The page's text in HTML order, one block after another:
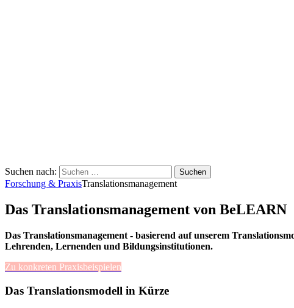
Suchen nach:
Forschung & PraxisTranslationsmanagement
Das Translationsmanagement von BeLEARN
Das Translationsmanagement - basierend auf unserem
Lehrenden, Lernenden und Bildungsinstitutionen.
Zu konkreten Praxisbeispielen
Das Translationsmodell in Kürze